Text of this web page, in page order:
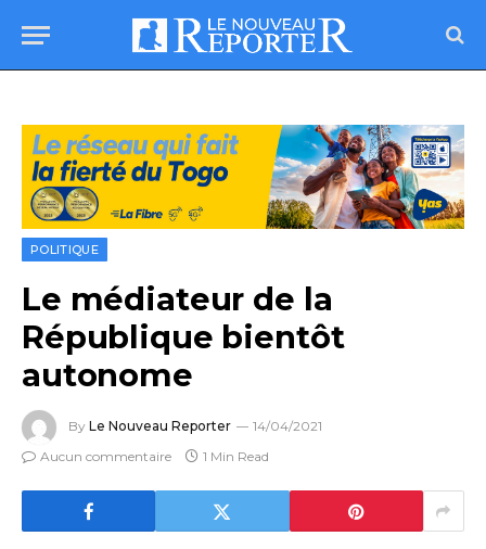
POLITIQUE
Le médiateur de la
République bientôt
autonome
By Le Nouveau Reporter
14/04/2021
Aucun commentaire
1 Min Read